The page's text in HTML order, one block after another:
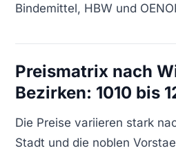
Bindemittel, HBW und
Preismatrix nach
Bezirken: 1010 bis
Die Preise variieren stark
Stadt und die noblen